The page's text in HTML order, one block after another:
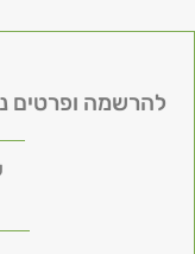
להרשמה ופרטים